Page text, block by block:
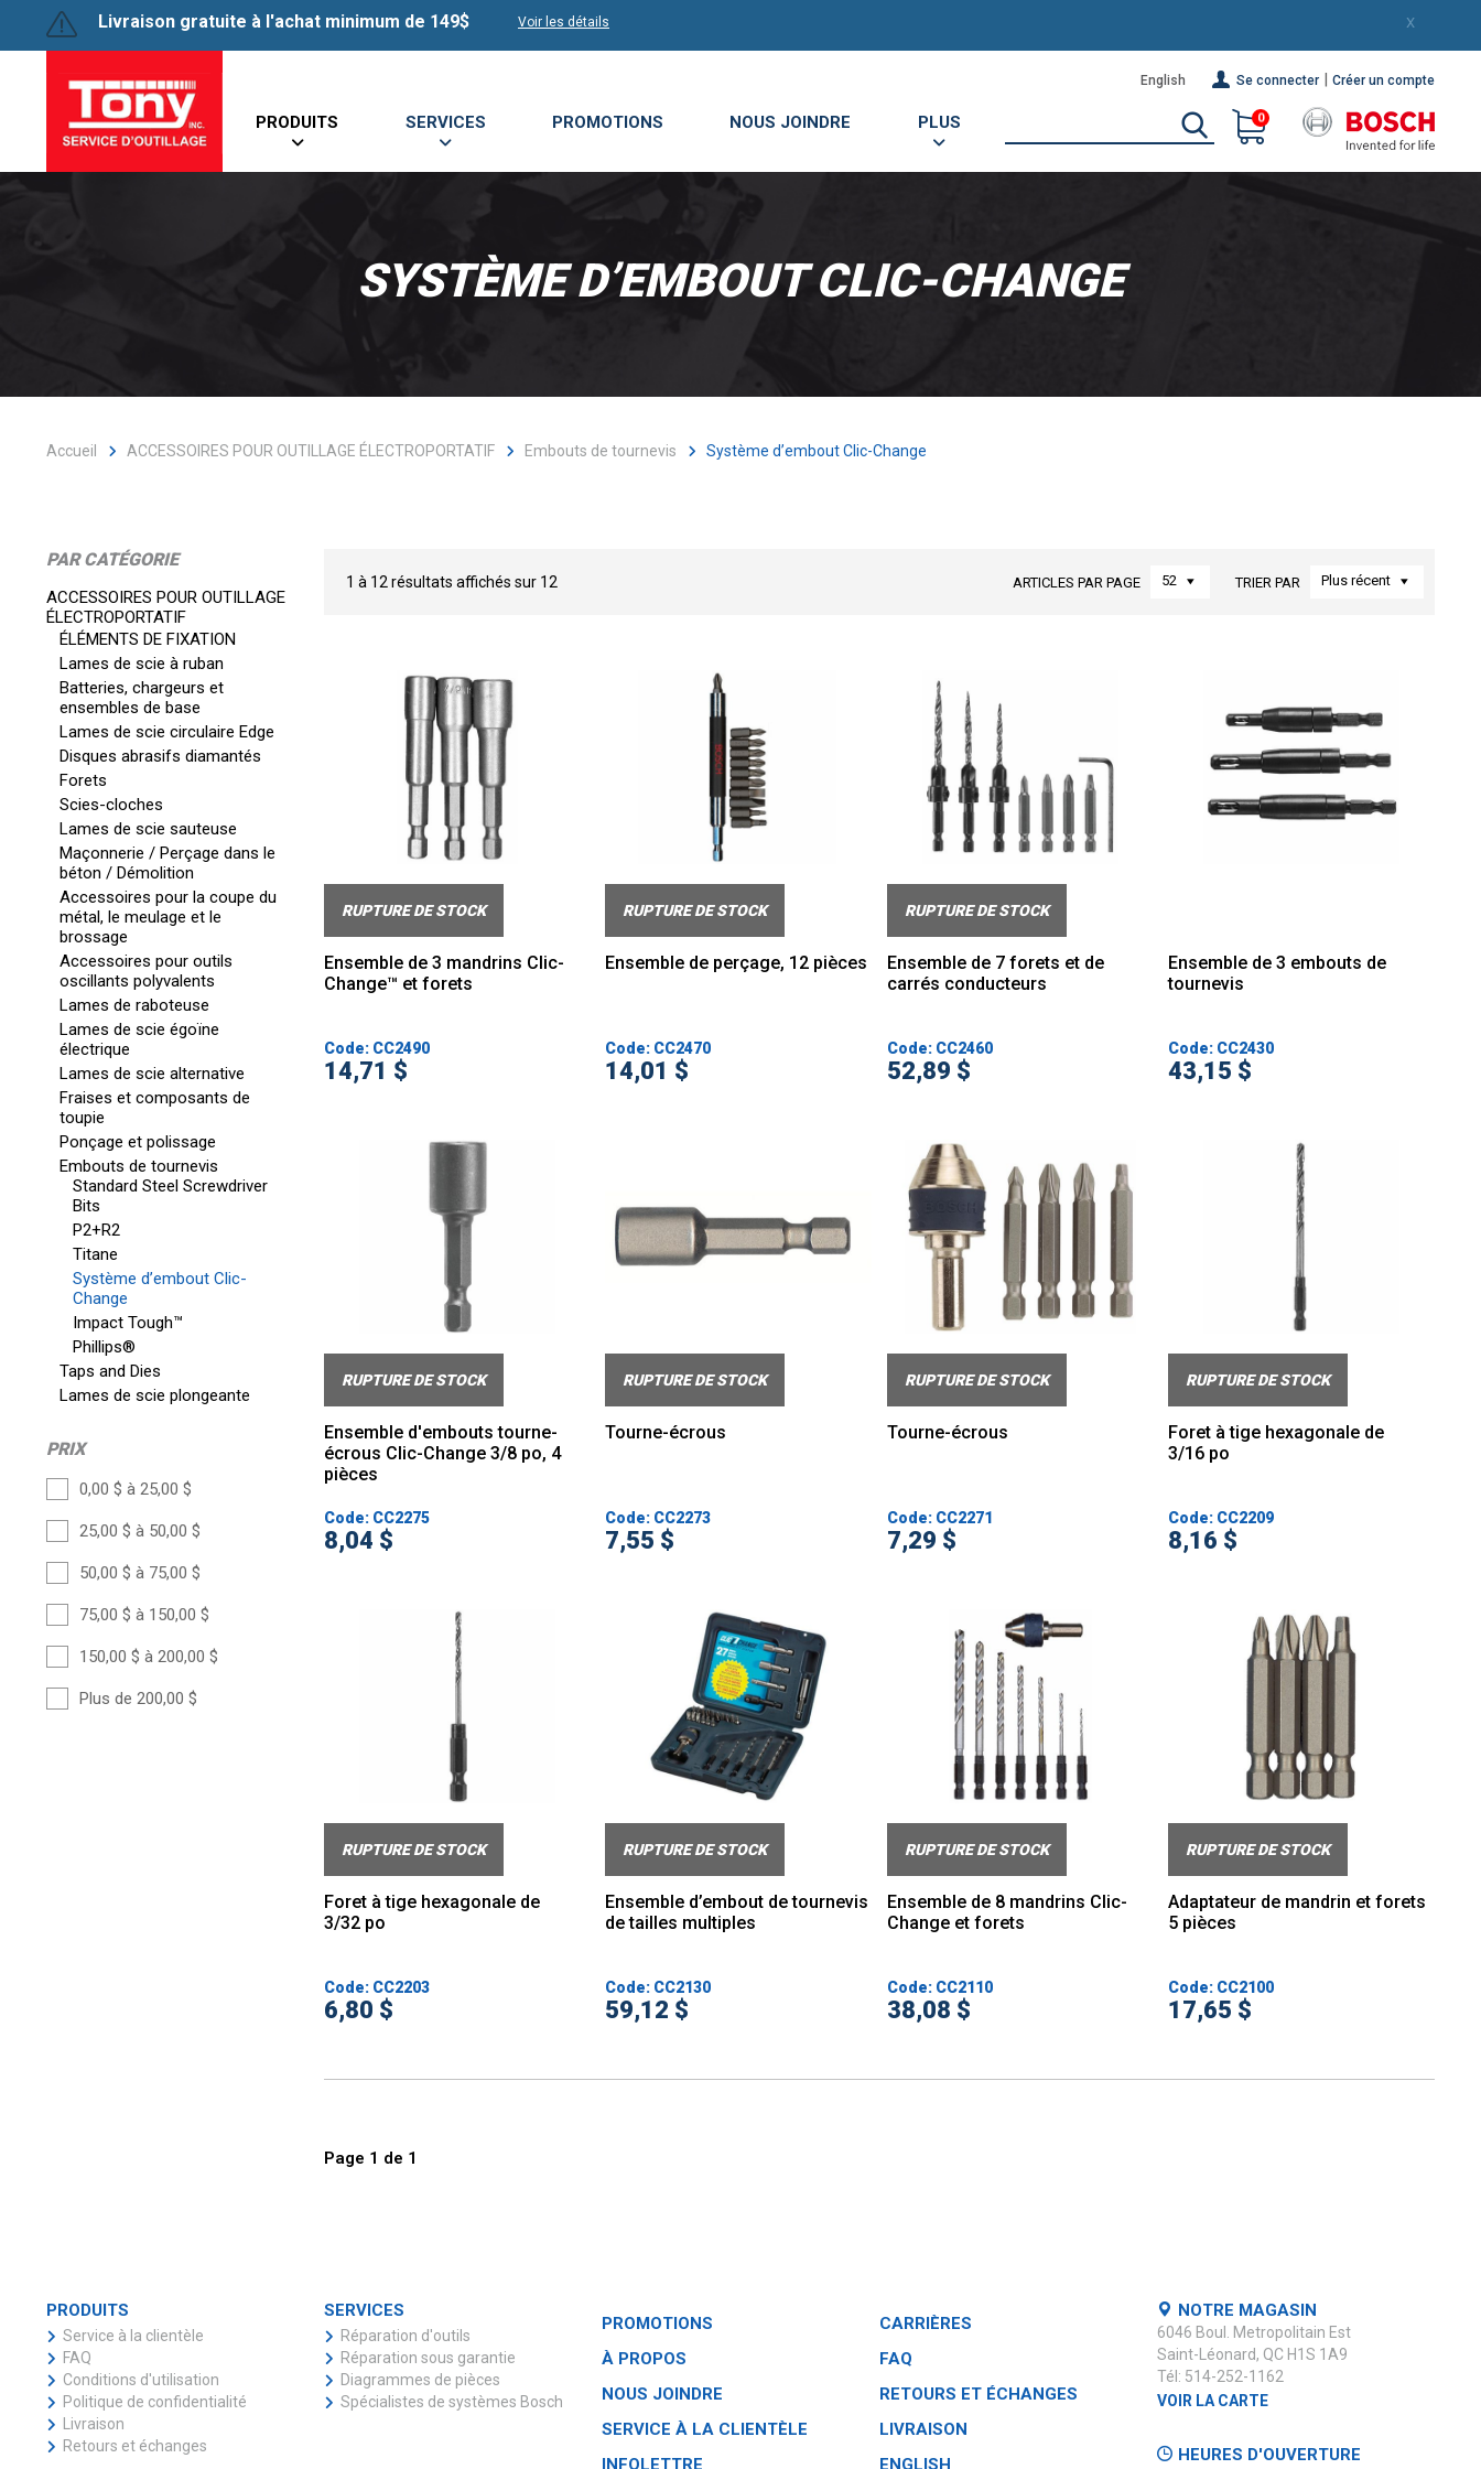
Livraison gratuite à l'achat minimum de 149$ Voir les détails X
English Se connecter | Créer un compte
0
PRODUITS SERVICES PROMOTIONS NOUS JOINDRE PLUS
SYSTÈME D’EMBOUT CLIC-CHANGE
Accueil ACCESSOIRES POUR OUTILLAGE ÉLECTROPORTATIF Embouts de tournevis Système d’embout Clic-Change
PAR CATÉGORIE
ACCESSOIRES POUR OUTILLAGE
ÉLECTROPORTATIF
ÉLÉMENTS DE FIXATION
Lames de scie à ruban
Batteries, chargeurs et
ensembles de base
Lames de scie circulaire Edge
Disques abrasifs diamantés
Forets
Scies-cloches
Lames de scie sauteuse
Maçonnerie / Perçage dans le
béton / Démolition
Accessoires pour la coupe du
métal, le meulage et le
brossage
Accessoires pour outils
oscillants polyvalents
Lames de raboteuse
Lames de scie égoïne
électrique
Lames de scie alternative
Fraises et composants de
toupie
Ponçage et polissage
Embouts de tournevis
Standard Steel Screwdriver
Bits
P2+R2
Titane
Système d’embout Clic-
Change
Impact Tough™
Phillips®
Taps and Dies
Lames de scie plongeante
PRIX
0,00 $ à 25,00 $
25,00 $ à 50,00 $
50,00 $ à 75,00 $
75,00 $ à 150,00 $
150,00 $ à 200,00 $
Plus de 200,00 $
1 à 12 résultats affichés sur 12 ARTICLES PAR PAGE 52 TRIER PAR Plus récent
RUPTURE DE STOCK
Ensemble de 3 mandrins Clic-
Change™ et forets
Code: CC2490
14,71 $
RUPTURE DE STOCK
Ensemble de perçage, 12 pièces
Code: CC2470
14,01 $
RUPTURE DE STOCK
Ensemble de 7 forets et de
carrés conducteurs
Code: CC2460
52,89 $
Ensemble de 3 embouts de
tournevis
Code: CC2430
43,15 $
RUPTURE DE STOCK
Ensemble d'embouts tourne-
écrous Clic-Change 3/8 po, 4
pièces
Code: CC2275
8,04 $
RUPTURE DE STOCK
Tourne-écrous
Code: CC2273
7,55 $
RUPTURE DE STOCK
Tourne-écrous
Code: CC2271
7,29 $
RUPTURE DE STOCK
Foret à tige hexagonale de
3/16 po
Code: CC2209
8,16 $
RUPTURE DE STOCK
Foret à tige hexagonale de
3/32 po
Code: CC2203
6,80 $
RUPTURE DE STOCK
Ensemble d’embout de tournevis
de tailles multiples
Code: CC2130
59,12 $
RUPTURE DE STOCK
Ensemble de 8 mandrins Clic-
Change et forets
Code: CC2110
38,08 $
RUPTURE DE STOCK
Adaptateur de mandrin et forets
5 pièces
Code: CC2100
17,65 $
Page 1 de 1
PRODUITS
Service à la clientèle
FAQ
Conditions d'utilisation
Politique de confidentialité
Livraison
Retours et échanges
SERVICES
Réparation d'outils
Réparation sous garantie
Diagrammes de pièces
Spécialistes de systèmes Bosch
PROMOTIONS
À PROPOS
NOUS JOINDRE
SERVICE À LA CLIENTÈLE
INFOLETTRE
CARRIÈRES
FAQ
RETOURS ET ÉCHANGES
LIVRAISON
ENGLISH
NOTRE MAGASIN
6046 Boul. Metropolitain Est
Saint-Léonard, QC H1S 1A9
Tél: 514-252-1162
VOIR LA CARTE
HEURES D'OUVERTURE